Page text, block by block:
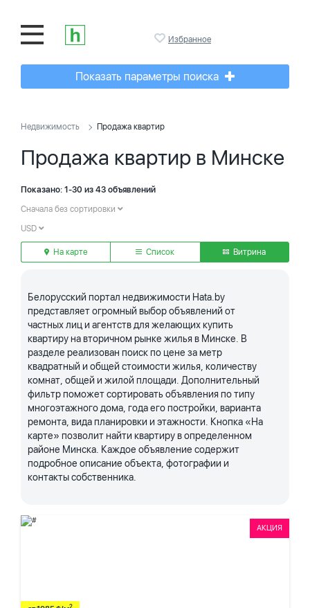
Избранное
Показать параметры поиска
Недвижимость Продажа квартир
Продажа квартир в Минске
Показано: 1-30 из 43 объявлений
Сначала без сортировки
USD
На карте Список Витрина
Белорусский портал недвижимости Hata.by
представляет огромный выбор объявлений от
частных лиц и агентств для желающих купить
квартиру на вторичном рынке жилья в Минске. В
разделе реализован поиск по цене за метр
квадратный и общей стоимости жилья, количеству
комнат, общей и жилой площади. Дополнительный
фильтр поможет сортировать объявления по типу
многоэтажного дома, года его постройки, варианта
ремонта, вида планировки и этажности. Кнопка «На
карте» позволит найти квартиру в определенном
районе Минска. Каждое объявление содержит
подробное описание объекта, фотографии и
контакты собственника.
АКЦИЯ
2